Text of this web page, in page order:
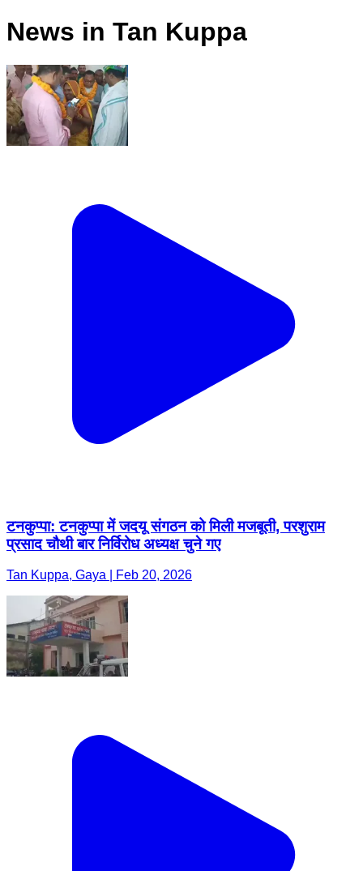
News in Tan Kuppa
टनकुप्पा: टनकुप्पा में जदयू संगठन को मिली मजबूती, परशुराम
प्रसाद चौथी बार निर्विरोध अध्यक्ष चुने गए
Tan Kuppa, Gaya | Feb 20, 2026